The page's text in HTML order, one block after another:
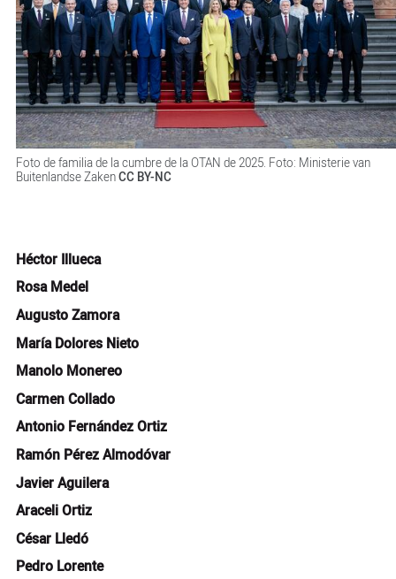
Foto de familia de la cumbre de la OTAN de 2025. Foto: Ministerie van
Buitenlandse ZakenCC BY-NC
Héctor Illueca
Rosa Medel
Augusto Zamora
María Dolores Nieto
Manolo Monereo
Carmen Collado
Antonio Fernández Ortiz
Ramón Pérez Almodóvar
Javier Aguilera
Araceli Ortiz
César Lledó
Pedro Lorente